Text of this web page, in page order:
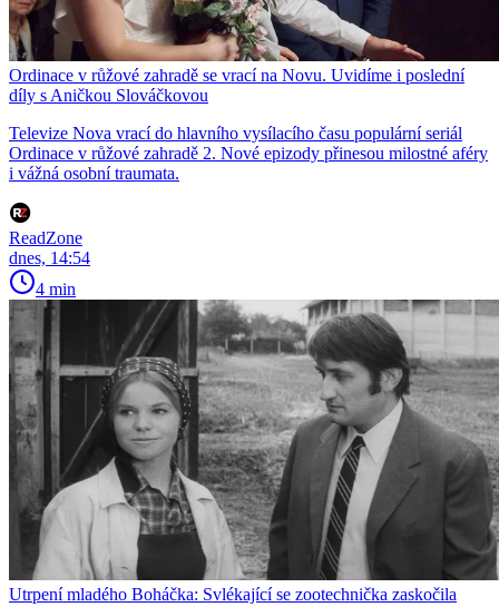
Ordinace v růžové zahradě se vrací na Novu. Uvidíme i poslední
díly s Aničkou Slováčkovou
Televize Nova vrací do hlavního vysílacího času populární seriál
Ordinace v růžové zahradě 2. Nové epizody přinesou milostné aféry
i vážná osobní traumata.
ReadZone
dnes, 14:54
4 min
Utrpení mladého Boháčka: Svlékající se zootechnička zaskočila